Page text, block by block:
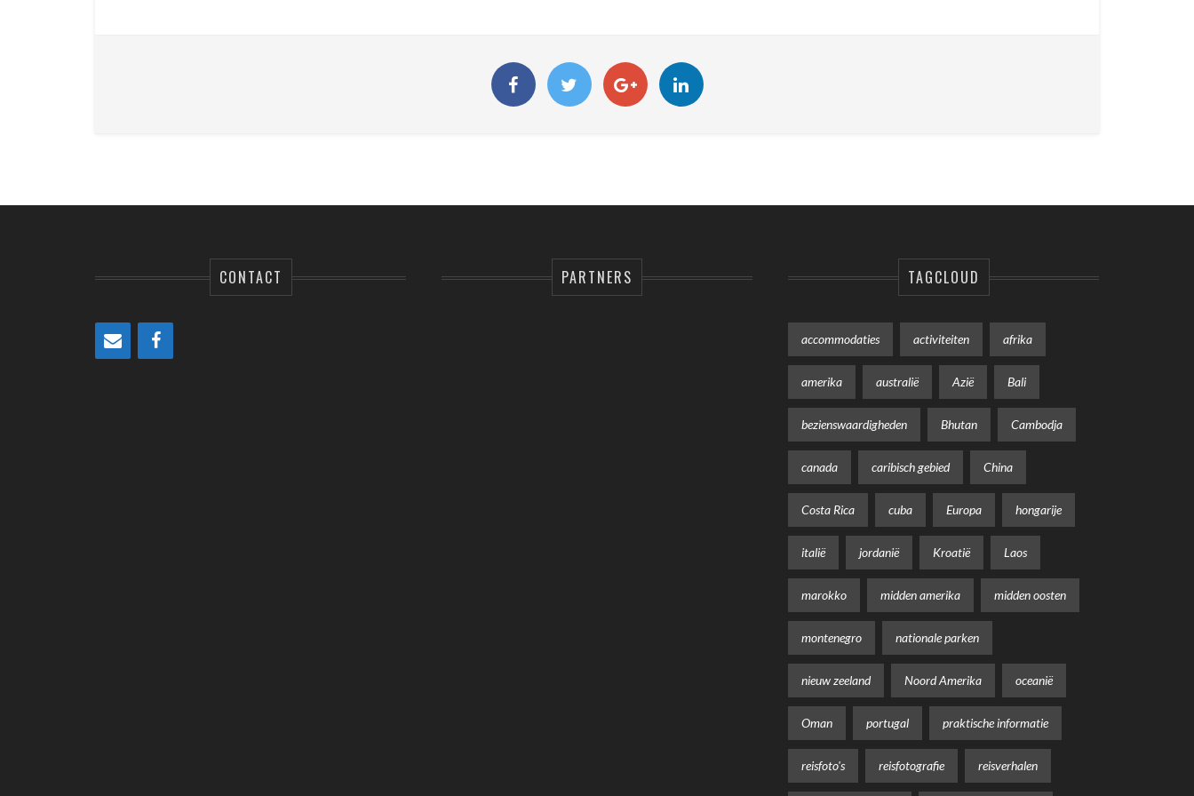
CONTACT PARTNERS TAGCLOUD
accommodaties activiteiten afrika
amerika australië Azië Bali
bezienswaardigheden Bhutan Cambodja
canada caribisch gebied China
Costa Rica cuba Europa hongarije
italië jordanië Kroatië Laos
marokko midden amerika midden oosten
montenegro nationale parken
nieuw zeeland Noord Amerika oceanië
Oman portugal praktische informatie
reisfoto's reisfotografie reisverhalen